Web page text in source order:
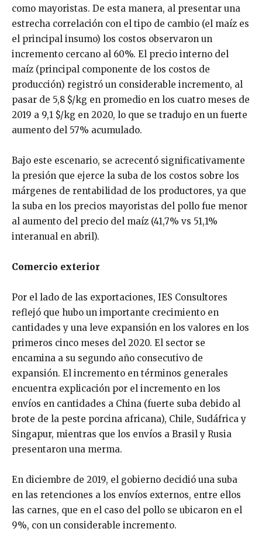
como mayoristas. De esta manera, al presentar una
estrecha correlación con el tipo de cambio (el maíz es
el principal insumo) los costos observaron un
incremento cercano al 60%. El precio interno del
maíz (principal componente de los costos de
producción) registró un considerable incremento, al
pasar de 5,8 $/kg en promedio en los cuatro meses de
2019 a 9,1 $/kg en 2020, lo que se tradujo en un fuerte
aumento del 57% acumulado.
Bajo este escenario, se acrecentó significativamente
la presión que ejerce la suba de los costos sobre los
márgenes de rentabilidad de los productores, ya que
la suba en los precios mayoristas del pollo fue menor
al aumento del precio del maíz (41,7% vs 51,1%
interanual en abril).
Comercio exterior
Por el lado de las exportaciones, IES Consultores
reflejó que hubo un importante crecimiento en
cantidades y una leve expansión en los valores en los
primeros cinco meses del 2020. El sector se
encamina a su segundo año consecutivo de
expansión. El incremento en términos generales
encuentra explicación por el incremento en los
envíos en cantidades a China (fuerte suba debido al
brote de la peste porcina africana), Chile, Sudáfrica y
Singapur, mientras que los envíos a Brasil y Rusia
presentaron una merma.
En diciembre de 2019, el gobierno decidió una suba
en las retenciones a los envíos externos, entre ellos
las carnes, que en el caso del pollo se ubicaron en el
9%, con un considerable incremento.